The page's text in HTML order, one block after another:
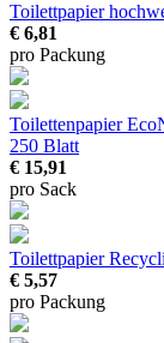
Toilettpapier
€ 6,81
pro Packung
Toilettenpapier
250 Blatt
€ 15,91
pro Sack
Toilettpapier
€ 5,57
pro Packung